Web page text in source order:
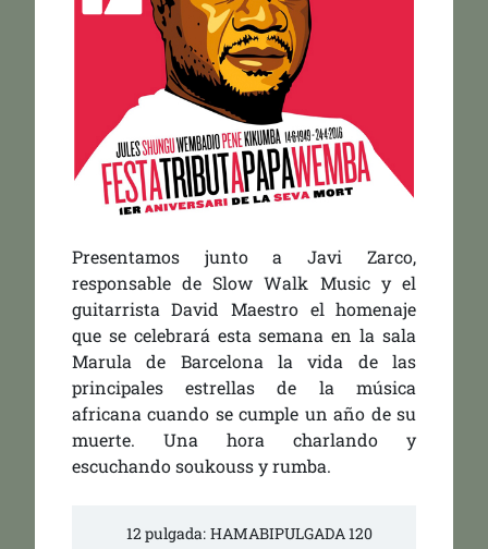
Presentamos junto a Javi Zarco,
responsable de Slow Walk Music y el
guitarrista David Maestro el homenaje
que se celebrará esta semana en la sala
Marula de Barcelona la vida de las
principales estrellas de la música
africana cuando se cumple un año de su
muerte. Una hora charlando y
escuchando soukouss y rumba.
12 pulgada: HAMABIPULGADA 120